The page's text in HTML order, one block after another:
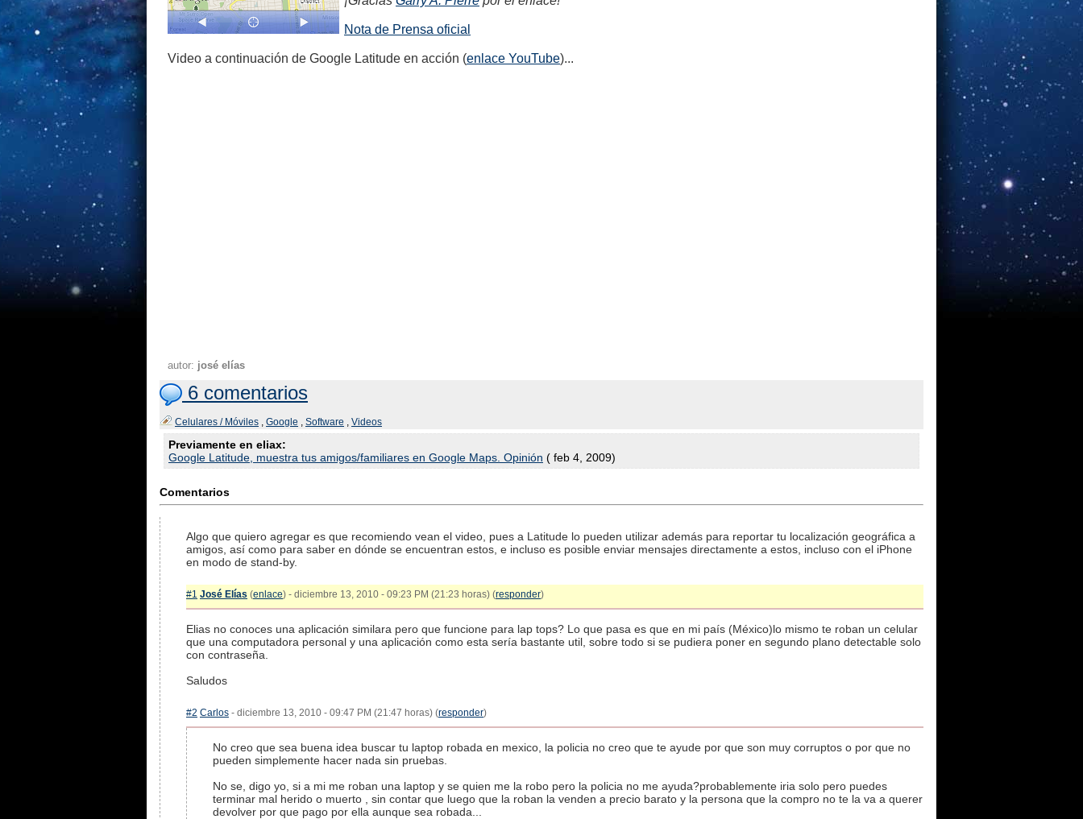
Nota de Prensa oficial
Video a continuación de Google Latitude en acción (enlace YouTube)...
autor: josé elías
6 comentarios
Celulares / Móviles , Google , Software , Videos
Previamente en eliax:
Google Latitude, muestra tus amigos/familiares en Google Maps. Opinión ( feb 4, 2009)
Comentarios
Algo que quiero agregar es que recomiendo vean el video, pues a Latitude lo pueden utilizar además para reportar tu localización geográfica a
amigos, así como para saber en dónde se encuentran estos, e incluso es posible enviar mensajes directamente a estos, incluso con el iPhone
en modo de stand-by.
#1 José Elías (enlace) - diciembre 13, 2010 - 09:23 PM (21:23 horas) (responder)
Elias no conoces una aplicación similara pero que funcione para lap tops? Lo que pasa es que en mi país (México)lo mismo te roban un celular
que una computadora personal y una aplicación como esta sería bastante util, sobre todo si se pudiera poner en segundo plano detectable solo
con contraseña.
Saludos
#2 Carlos - diciembre 13, 2010 - 09:47 PM (21:47 horas) (responder)
No creo que sea buena idea buscar tu laptop robada en mexico, la policia no creo que te ayude por que son muy corruptos o por que no
pueden simplemente hacer nada sin pruebas.
No se, digo yo, si a mi me roban una laptop y se quien me la robo pero la policia no me ayuda?probablemente iria solo pero puedes
terminar mal herido o muerto , sin contar que luego que la roban la venden a precio barato y la persona que la compro no te la va a querer
devolver por que pago por ella aunque sea robada...